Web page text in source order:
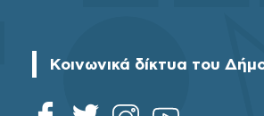
Κοινωνικά δίκτυα του